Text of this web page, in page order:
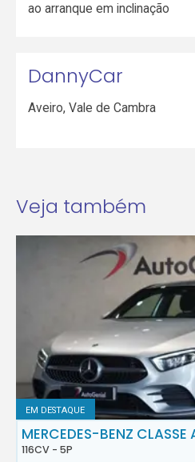
ao arranque em inclinação
DannyCar
Aveiro,Vale de Cambra
Veja também
EM DESTAQUE
MERCEDES-BENZ CLASSE
116CV - 5P